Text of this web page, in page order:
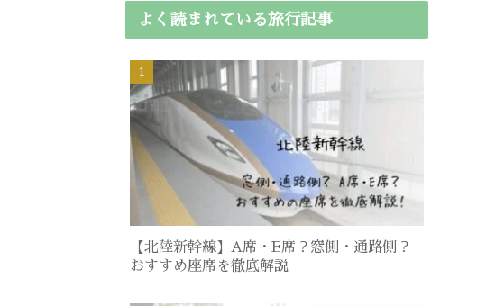
よく読まれている旅行記事
【北陸新幹線】A席・E席？窓側・通路側？
おすすめ座席を徹底解説